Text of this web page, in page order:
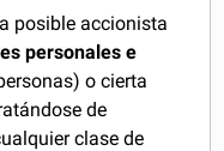
posible accionista
personales e
o cierta
de
clase de